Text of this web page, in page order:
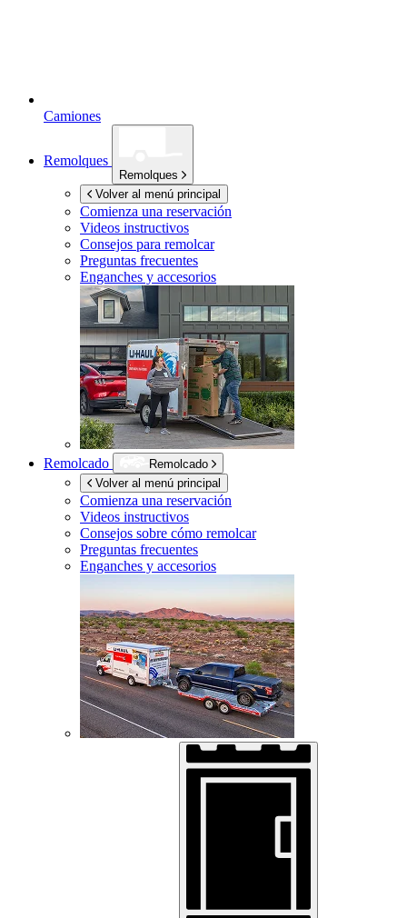
Camiones
Remolques
Remolques
Volver al menú principal
Comienza una reservación
Videos instructivos
Consejos para remolcar
Preguntas frecuentes
Enganches y accesorios
Remolcado
Remolcado
Volver al menú principal
Comienza una reservación
Videos instructivos
Consejos sobre cómo remolcar
Preguntas frecuentes
Enganches y accesorios